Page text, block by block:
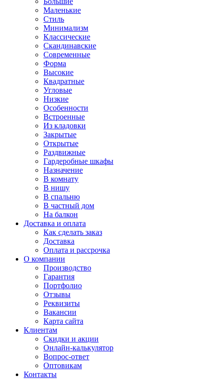
Маленькие
Стиль
Минимализм
Классические
Скандинавские
Современные
Форма
Высокие
Квадратные
Угловые
Низкие
Особенности
Встроенные
Из кладовки
Закрытые
Открытые
Раздвижные
Гардеробные шкафы
Назначение
В комнату
В нишу
В спальню
В частный дом
На балкон
Доставка и оплата
Как сделать заказ
Доставка
Оплата и рассрочка
О компании
Производство
Гарантия
Портфолио
Отзывы
Реквизиты
Вакансии
Карта сайта
Клиентам
Скидки и акции
Онлайн-калькулятор
Вопрос-ответ
Оптовикам
Контакты